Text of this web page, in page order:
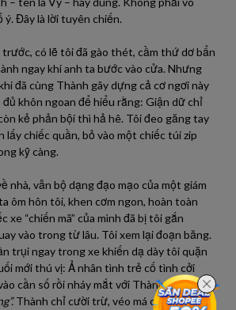
ý. Đây là lời tuyên chiến.
trước, có lẽ tôi đã gào thét, cầm thứ dơ bẩn
ngay khi anh ta bước vào cửa. Nhưng
đã cùng Thành gây dựng cả cơ ngơi này
khôn ngoan để hiểu rằng: Giận dữ chỉ
kẻ phản bội thì hả hê. Tôi đeo găng tay
lấy chiếc quần, bỏ vào một chiếc túi zip
kỹ càng.
nhà, vẫn bộ dạng đạo mạo của một giám
ôm hôn tôi, khen cơm ngon, hoàn toàn
xe “chiến mã” của mình đã bị tôi gắn
vào trong từ lâu. Tôi xem lại đoạn băng.
trụi ngay trong xe khiến dạ dày tôi quặn
mới thú vị: Ả nhân tình trẻ cố tình cởi
cần số rồi nháy mắt với Thành:“Để xem
Thành chỉ cười trừ, véo má cô ta rồi lái xe